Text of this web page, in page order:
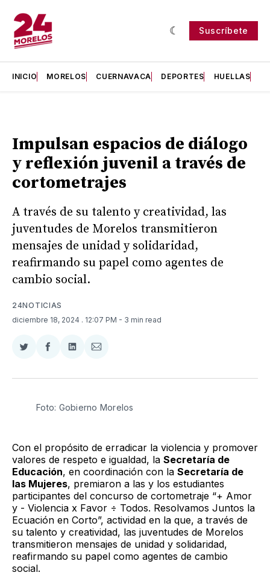
Suscríbete
INICIO MORELOS CUERNAVACA DEPORTES HUELLAS
Impulsan espacios de diálogo
y reflexión juvenil a través de
cortometrajes
A través de su talento y creatividad, las
juventudes de Morelos transmitieron
mensajes de unidad y solidaridad,
reafirmando su papel como agentes de
cambio social.
24NOTICIAS
diciembre 18, 2024 . 12:07 PM - 3 min read
Compartir
Twitter
Compartir
Facebook
Compartir
LinkedIn
Compartir
Email
Foto: Gobierno Morelos
Con el propósito de erradicar la violencia y promover
valores de respeto e igualdad, la Secretaría de
Educación, en coordinación con la Secretaría de
las Mujeres, premiaron a las y los estudiantes
participantes del concurso de cortometraje “+ Amor
y - Violencia x Favor ÷ Todos. Resolvamos Juntos la
Ecuación en Corto”, actividad en la que, a través de
su talento y creatividad, las juventudes de Morelos
transmitieron mensajes de unidad y solidaridad,
reafirmando su papel como agentes de cambio
social.